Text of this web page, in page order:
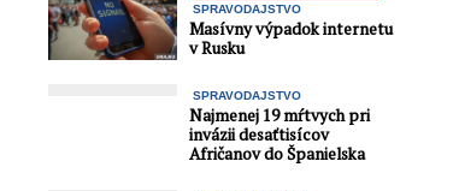
SPRAVODAJSTVO
Masívny výpadok internetu
v Rusku
SPRAVODAJSTVO
Najmenej 19 mŕtvych pri
invázii desaťtisícov
Afričanov do Španielska